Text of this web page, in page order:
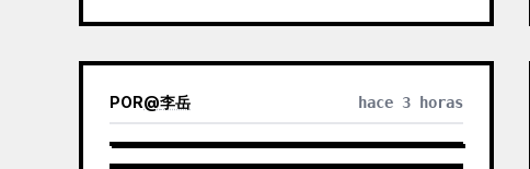
POR@李岳 hace 3 horas